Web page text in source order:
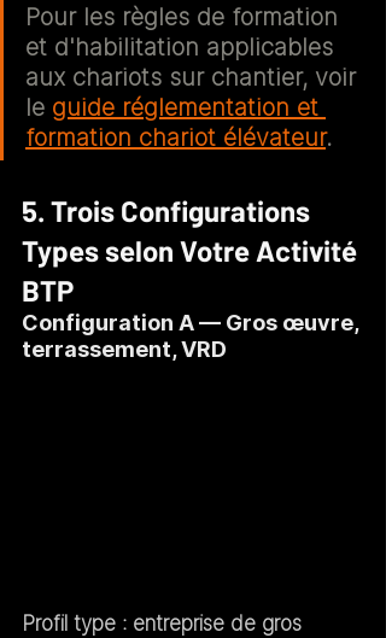
Pour les règles de formation
et d'habilitation applicables
aux chariots sur chantier, voir
le guide réglementation et
formation chariot élévateur.
5. Trois Configurations
Types selon Votre Activité
BTP
Configuration A — Gros œuvre,
terrassement, VRD
Profil type : entreprise de gros